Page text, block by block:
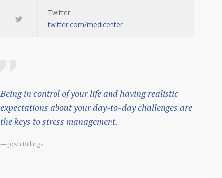
Twitter:
twitter.com/medicenter
Being in control of your life and having realistic
expectations about your day-to-day challenges are
the keys to stress management.
— Josh Billings